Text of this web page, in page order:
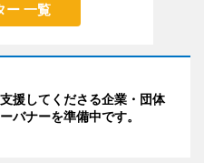
ー 一覧
援してくださる企業・団体
バナーを準備中です。